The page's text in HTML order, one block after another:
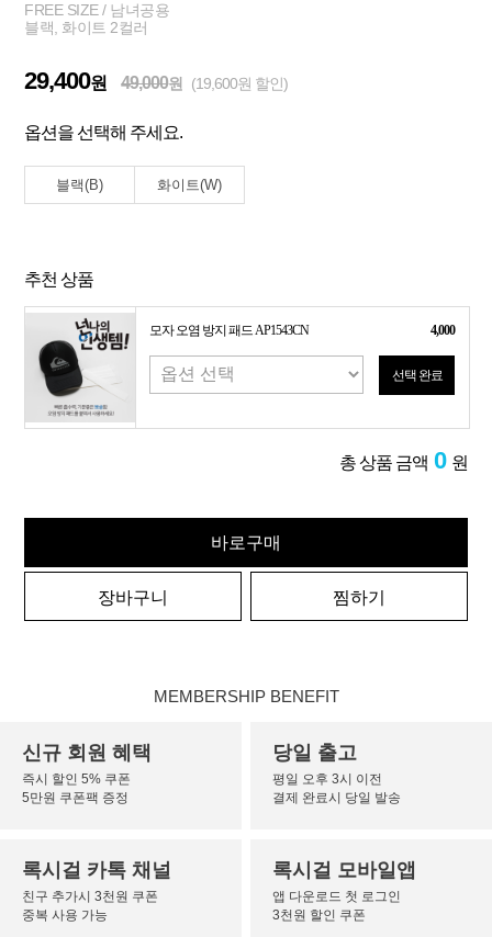
FREE SIZE / 남녀공용
블랙, 화이트 2컬러
29,400원 49,000원 (19,600원 할인)
옵션을 선택해 주세요.
블랙(B) 화이트(W)
추천 상품
모자 오염 방지 패드 AP1543CN 4,000
선택 완료
총 상품 금액 0 원
바로구매
장바구니 찜하기
MEMBERSHIP BENEFIT
신규 회원 혜택
즉시 할인 5% 쿠폰
5만원 쿠폰팩 증정
당일 출고
평일 오후 3시 이전
결제 완료시 당일 발송
록시걸 카톡 채널
친구 추가시 3천원 쿠폰
중복 사용 가능
록시걸 모바일앱
앱 다운로드 첫 로그인
3천원 할인 쿠폰